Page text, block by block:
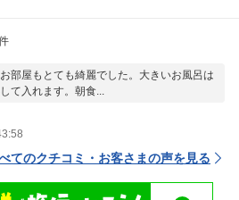
部屋もとても綺麗でした。大きいお風呂は
て入れます。朝食...
てのクチコミ・お客さまの声を見る